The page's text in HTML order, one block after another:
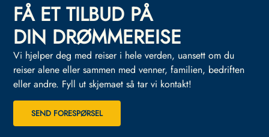
FÅ ET TILBUD PÅ
DIN DRØMMEREISE
Vi hjelper deg med reiser i hele verden, uansett om du
reiser alene eller sammen med venner, familien, bedriften
eller andre. Fyll ut skjemaet så tar vi kontakt!
SEND FORESPØRSEL